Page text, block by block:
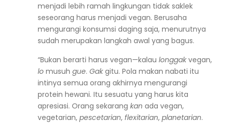
menjadi lebih ramah lingkungan tidak saklek
seseorang harus menjadi vegan. Berusaha
mengurangi konsumsi daging saja, menurutnya
sudah merupakan langkah awal yang bagus.
“Bukan berarti harus vegan—kalau longgakvegan,
lo musuh gue. Gakgitu. Pola makan nabati itu
intinya semua orang akhirnya mengurangi
protein hewani. Itu sesuatu yang harus kita
apresiasi. Orang sekarang kan ada vegan,
vegetarian, pescetarian, flexitarian, planetarian.